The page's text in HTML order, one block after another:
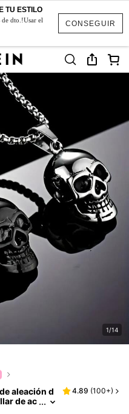
CONSEGUIR
TU ESTILO
de dto.!Usar el
1/14
aleación d
de ac
4.89 (100+)